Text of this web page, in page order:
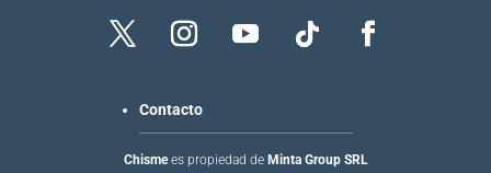
Contacto
Chismees propiedad de Minta Group SRL